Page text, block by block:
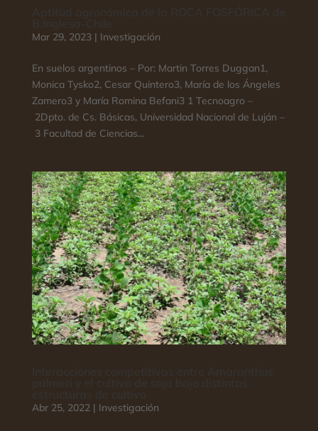
Mar 29, 2023| Investigación
En suelos argentinos – Por: Martin Torres Duggan1,
Monica Tysko2, Cesar Quintero3, María de los Ángeles
Zamero3 y María Romina Befani3 1 Tecnoagro –
2Dpto. de Cs. Básicas, Universidad Nacional de Luján –
3 Facultad de Ciencias...
Abr 25, 2022| Investigación